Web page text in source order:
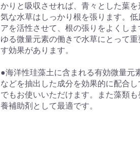
かりと吸収させれば、青々とした葉
気な水草はしっかり根を張ります。低
アを活性させて、根の張りをよくし
ゆる微量元素の働きで水草にとって
す効果があります。
●海洋性珪藻土に含まれる有効微量元
などを抽出した成分を効果的に配合
でもお使いいただけます。また藻類
養補助剤として最適です。